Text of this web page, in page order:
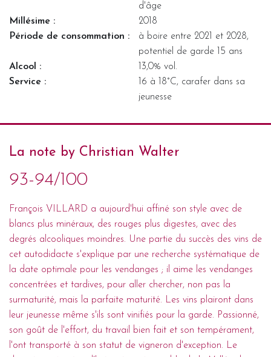
La note by Christian Walter
93-94/100
François VILLARD a aujourd'hui affiné son style avec de
blancs plus minéraux, des rouges plus digestes, avec des
degrés alcooliques moindres. Une partie du succès des vins de
cet autodidacte s'explique par une recherche systématique de
la date optimale pour les vendanges ; il aime les vendanges
concentrées et tardives, pour aller chercher, non pas la
surmaturité, mais la parfaite maturité. Les vins plairont dans
leur jeunesse même s'ils sont vinifiés pour la garde. Passionné,
son goût de l'effort, du travail bien fait et son tempérament,
l'ont transporté à son statut de vigneron d'exception. Le
d'âge
Millésime :
2018
Période de consommation :
à boire entre 2021 et 2028,
potentiel de garde 15 ans
Alcool :
13,0% vol.
Service :
16 à 18°C, carafer dans sa
jeunesse